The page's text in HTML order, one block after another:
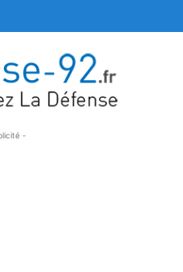
-